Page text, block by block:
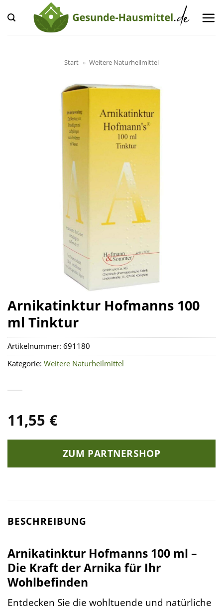
Inhalt
springen
Start » Weitere Naturheilmittel
Arnikatinktur Hofmanns 100
ml Tinktur
11,55 €
ZUM PARTNERSHOP
Artikelnummer: 691180
Kategorie: Weitere Naturheilmittel
BESCHREIBUNG
Arnikatinktur Hofmanns 100 ml –
Die Kraft der Arnika für Ihr
Wohlbefinden
Entdecken Sie die wohltuende und natürliche